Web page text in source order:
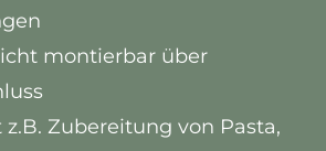
montierbar über
Zubereitung von Pasta,